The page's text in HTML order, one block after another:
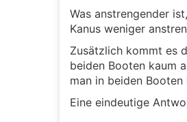
Was anstrengender
Kanus weniger
Zusätzlich kommt es
beiden Booten kaum
man in beiden Booten
Eine eindeutige